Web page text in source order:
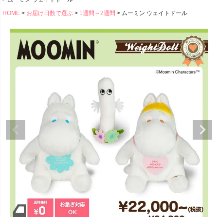
HOME
お届け日数で選ぶ 1週間～2週間 ムーミン ウェイトドール